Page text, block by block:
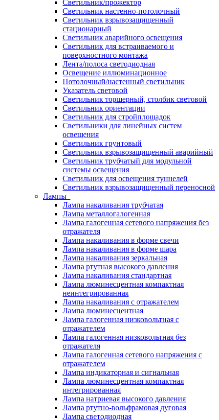
Светильник/прожектор
Светильник настенно-потолочный
Светильник взрывозащищенный
стационарный
Светильник аварийного освещения
Светильник для встраиваемого и
поверхностного монтажа
Лента/полоса светодиодная
Освещение иллюминационное
Потолочный/настенный светильник
Указатель световой
Светильник торшерный, столбик световой
Светильник ориентации
Светильник для стройплощадок
Светильники для линейных систем
освещения
Светильник грунтовый
Светильник взрывозащищенный аварийный
Светильник трубчатый для модульной
системы освещения
Светильник для освещения туннелей
Светильник взрывозащищенный переносной
Лампы
Лампа накаливания трубчатая
Лампа металлогалогенная
Лампа галогенная сетевого напряжения без
отражателя
Лампа накаливания в форме свечи
Лампа накаливания в форме шара
Лампа накаливания зеркальная
Лампа ртутная высокого давления
Лампа накаливания стандартная
Лампа люминесцентная компактная
неинтегрированная
Лампа накаливания с отражателем
Лампа люминесцентная
Лампа галогенная низковольтная с
отражателем
Лампа галогенная низковольтная без
отражателя
Лампа галогенная сетевого напряжения с
отражателем
Лампа индикаторная и сигнальная
Лампа люминесцентная компактная
интегрированная
Лампа натриевая высокого давления
Лампа ртутно-вольфрамовая дуговая
Лампа светодиодная